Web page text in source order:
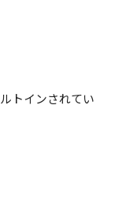
トインされてい